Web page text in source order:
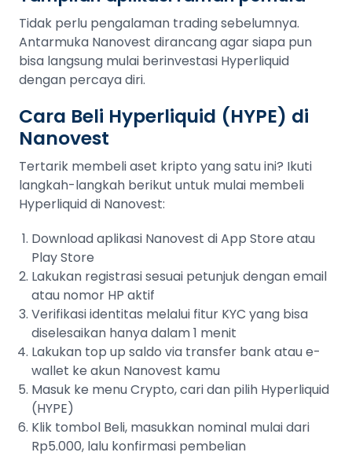
Tidak perlu pengalaman trading sebelumnya.
Antarmuka Nanovest dirancang agar siapa pun
bisa langsung mulai berinvestasi Hyperliquid
dengan percaya diri.
Cara Beli Hyperliquid (HYPE) di
Nanovest
Tertarik membeli aset kripto yang satu ini? Ikuti
langkah-langkah berikut untuk mulai membeli
Hyperliquid di Nanovest:
Download aplikasi Nanovest di App Store atau
Play Store
Lakukan registrasi sesuai petunjuk dengan email
atau nomor HP aktif
Verifikasi identitas melalui fitur KYC yang bisa
diselesaikan hanya dalam 1 menit
Lakukan top up saldo via transfer bank atau e-
wallet ke akun Nanovest kamu
Masuk ke menu Crypto, cari dan pilih Hyperliquid
(HYPE)
Klik tombol Beli, masukkan nominal mulai dari
Rp5.000, lalu konfirmasi pembelian